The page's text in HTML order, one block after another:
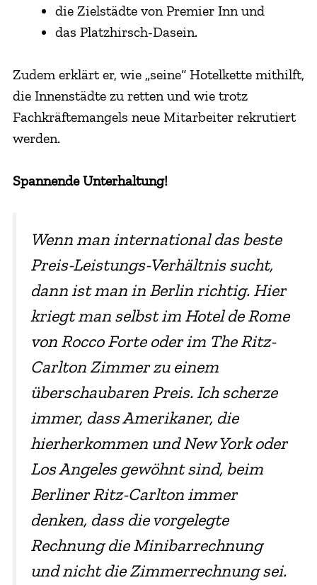
die Zielstädte von Premier Inn und
das Platzhirsch-Dasein.
Zudem erklärt er, wie „seine“ Hotelkette mithilft,
die Innenstädte zu retten und wie trotz
Fachkräftemangels neue Mitarbeiter rekrutiert
werden.
Spannende Unterhaltung!
Wenn man international das beste
Preis-Leistungs-Verhältnis sucht,
dann ist man in Berlin richtig. Hier
kriegt man selbst im Hotel de Rome
von Rocco Forte oder im The Ritz-
Carlton Zimmer zu einem
überschaubaren Preis. Ich scherze
immer, dass Amerikaner, die
hierherkommen und New York oder
Los Angeles gewöhnt sind, beim
Berliner Ritz-Carlton immer
denken, dass die vorgelegte
Rechnung die Minibarrechnung
und nicht die Zimmerrechnung sei.